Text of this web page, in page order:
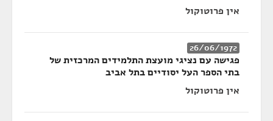
אין פרוטוקול
26/06/1972
פגישה עם נציגי מועצת התלמידים המרכזית של
בתי הספר העל יסודיים בתל אביב
אין פרוטוקול